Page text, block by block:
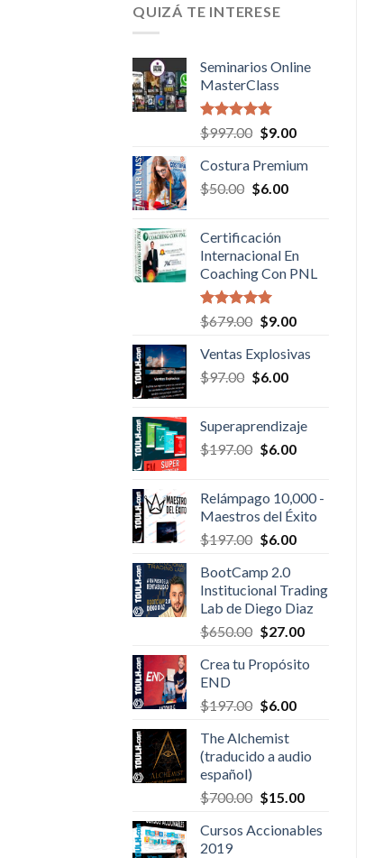
QUIZÁ TE INTERESE
Seminarios Online
MasterClass
Valorado en
5.00
$997.00 Original
was:
$997.00.
$9.00Current
is:
Costura Premium
$50.00 Original
$50.00.
$6.00Current
Certificación
Internacional En
Coaching Con PNL
Valorado en
5.00
$679.00 Original
was:
$679.00.
$9.00Current
is:
Ventas Explosivas
$97.00 Original
$97.00.
$6.00Current
$6.00.
Superaprendizaje
$197.00 Original
$197.00.
$6.00Current
$6.00.
Relámpago 10,000 -
Maestros del Éxito
$197.00 Original
was:
$197.00.
$6.00Current
$6.00.
BootCamp 2.0
Institucional Trading
Lab de Diego Diaz
$650.00 Original
was:
$27.00Current
is:
Crea tu Propósito
END
$197.00 Original
was:
$197.00.
$6.00Current
$6.00.
The Alchemist
(traducido a audio
español)
$700.00 Original
was:
$15.00Current
is:
Cursos Accionables
2019